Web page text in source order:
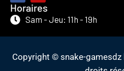
Horaires
Sam - Jeu: 11h - 19h
Copyright © snake-